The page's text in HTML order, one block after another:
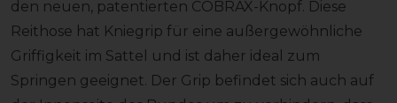
den neuen, patentierten COBRAX-Knopf. Diese
Reithose hat Kniegrip für eine außergewöhnliche
Griffigkeit im Sattel und ist daher ideal zum
Springen geeignet. Der Grip befindet sich auch auf